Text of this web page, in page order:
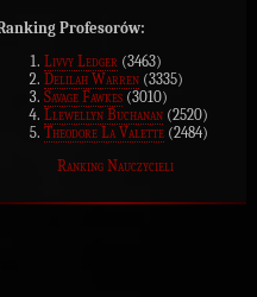
Profesorów:
Livvy Ledger (3463)
Delilah Warren (3335)
Savage Fawkes (3010)
Llewellyn Buchanan (2520)
Theodore La Valette (2484)
Ranking Nauczycieli